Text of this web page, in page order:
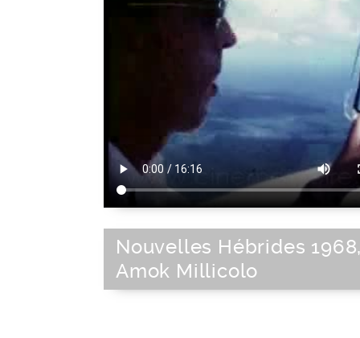
Nouvelles Hébrides
Amok Millicolo